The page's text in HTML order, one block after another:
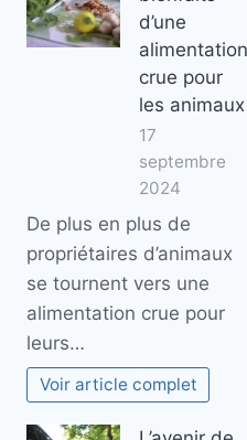
d’une
alimentation
crue pour
les animaux
17
septembre
2024
De plus en plus de
propriétaires d’animaux
se tournent vers une
alimentation crue pour
leurs…
Voir article complet